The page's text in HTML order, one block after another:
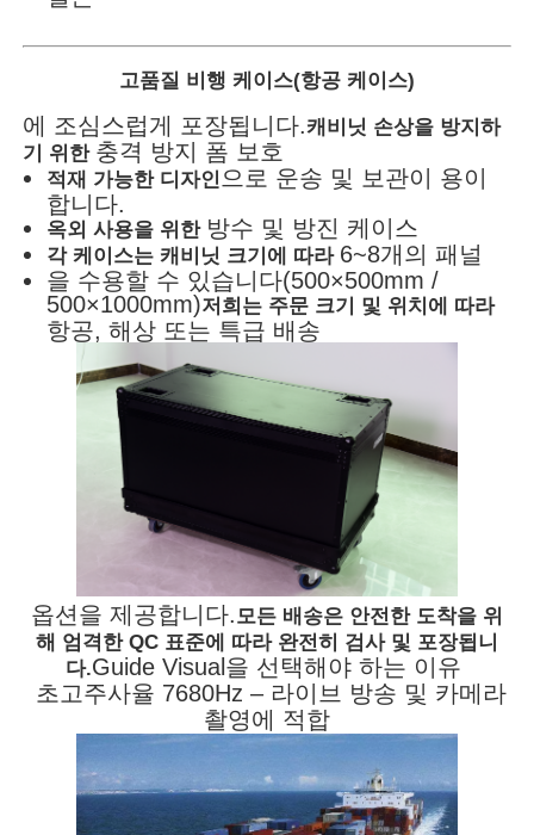
고품질 비행 케이스(항공 케이스)
에 조심스럽게 포장됩니다.캐비닛 손상을 방지하
기 위한 충격 방지 폼 보호
적재 가능한 디자인 으로 운송 및 보관이 용이
합니다.
옥외 사용을 위한 방수 및 방진 케이스
각 케이스는 캐비닛 크기에 따라 6~8개의 패널
을 수용할 수 있습니다(500×500mm /
500×1000mm)저희는 주문 크기 및 위치에 따라
항공, 해상 또는 특급 배송
옵션을 제공합니다.모든 배송은 안전한 도착을 위
해 엄격한 QC 표준에 따라 완전히 검사 및 포장됩니
다.Guide Visual을 선택해야 하는 이유
초고주사율 7680Hz – 라이브 방송 및 카메라
촬영에 적합